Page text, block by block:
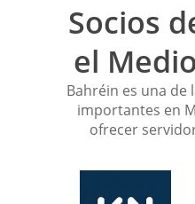
Socios
el
Bahréin es una de
importantes en
ofrecer